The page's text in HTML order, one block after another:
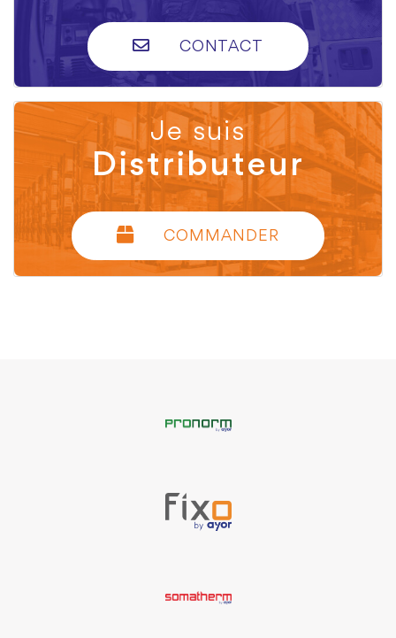
CONTACT
Je suis
Distributeur
COMMANDER